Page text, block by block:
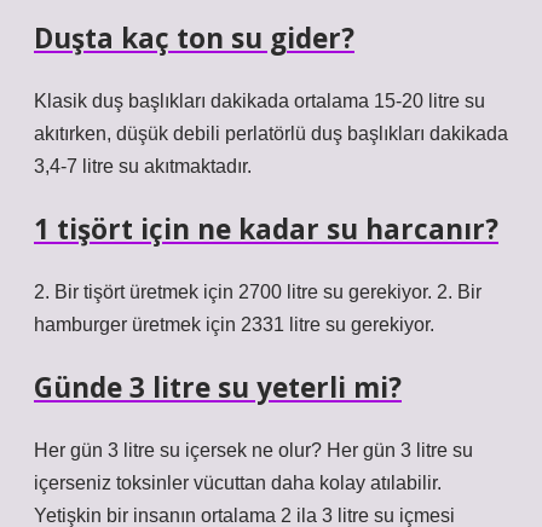
Duşta kaç ton su gider?
Klasik duş başlıkları dakikada ortalama 15-20 litre su
akıtırken, düşük debili perlatörlü duş başlıkları dakikada
3,4-7 litre su akıtmaktadır.
1 tişört için ne kadar su harcanır?
2. Bir tişört üretmek için 2700 litre su gerekiyor. 2. Bir
hamburger üretmek için 2331 litre su gerekiyor.
Günde 3 litre su yeterli mi?
Her gün 3 litre su içersek ne olur? Her gün 3 litre su
içerseniz toksinler vücuttan daha kolay atılabilir.
Yetişkin bir insanın ortalama 2 ila 3 litre su içmesi